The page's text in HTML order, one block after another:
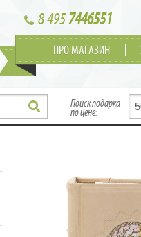
8 4957446551
ПРО МАГАЗИН
Поиск подарка
по цене: